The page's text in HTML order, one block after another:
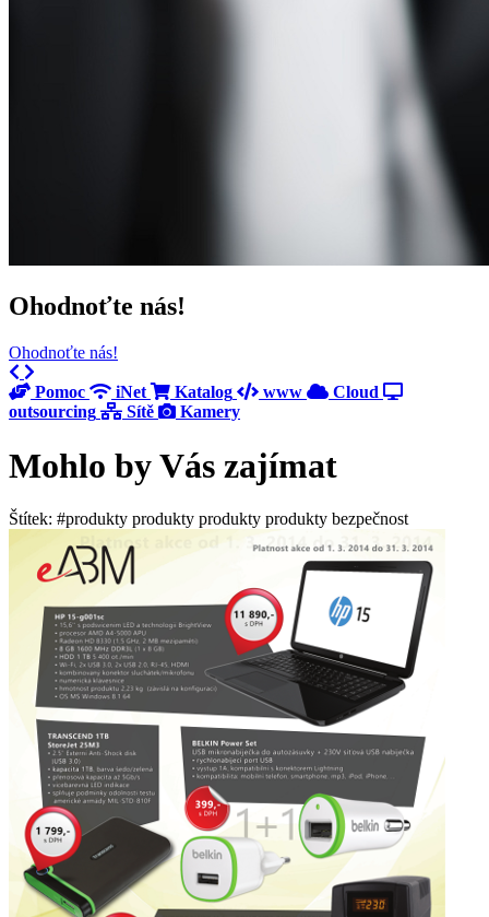
Ohodnoťte nás!
Ohodnoťte nás!
Previous
Next
Pomoc
iNet Katalog www
Cloud
outsourcing
Sítě Kamery
Mohlo by Vás zajímat
Štítek: #produkty produkty produkty produkty bezpečnost